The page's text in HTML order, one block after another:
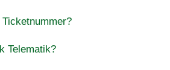
Telematik?